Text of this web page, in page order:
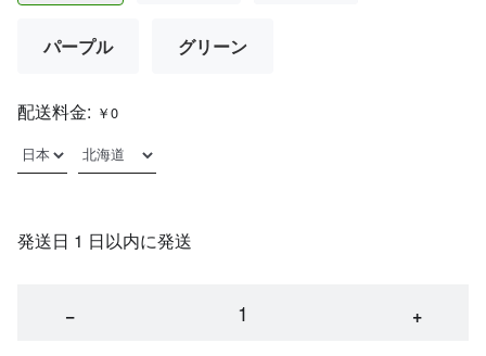
パープル グリーン
配送料金: ￥0
発送日 1 日以内に発送
− +